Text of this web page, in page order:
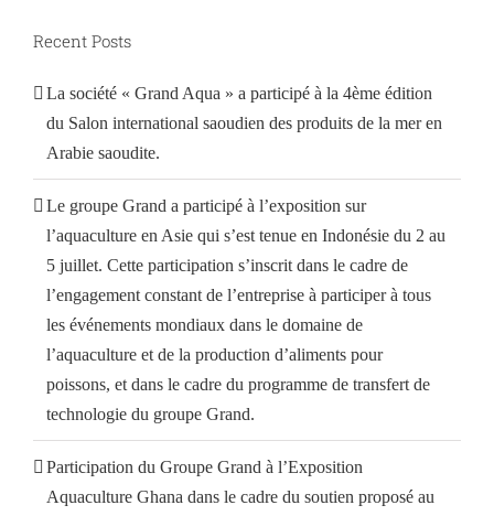
Recent Posts
La société « Grand Aqua » a participé à la 4ème édition
du Salon international saoudien des produits de la mer en
Arabie saoudite.
Le groupe Grand a participé à l’exposition sur
l’aquaculture en Asie qui s’est tenue en Indonésie du 2 au
5 juillet. Cette participation s’inscrit dans le cadre de
l’engagement constant de l’entreprise à participer à tous
les événements mondiaux dans le domaine de
l’aquaculture et de la production d’aliments pour
poissons, et dans le cadre du programme de transfert de
technologie du groupe Grand.
Participation du Groupe Grand à l’Exposition
Aquaculture Ghana dans le cadre du soutien proposé au